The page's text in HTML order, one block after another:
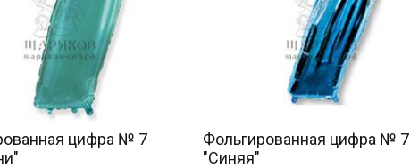
цифра № 7
Фольгированная цифра № 7
"Синяя"